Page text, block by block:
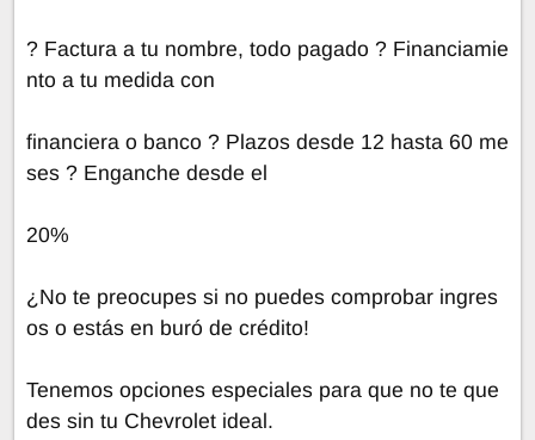
? Factura a tu nombre, todo pagado ? Financiamie
nto a tu medida con
financiera o banco ? Plazos desde 12 hasta 60 me
ses ? Enganche desde el
20%
¿No te preocupes si no puedes comprobar ingres
os o estás en buró de crédito!
Tenemos opciones especiales para que no te que
des sin tu Chevrolet ideal.